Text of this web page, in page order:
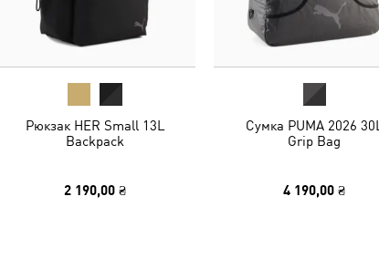
Рюкзак HER Small 13L
Backpack
2 190,00 ₴
Сумка PUMA 2026 30L
Grip Bag
4 190,00 ₴